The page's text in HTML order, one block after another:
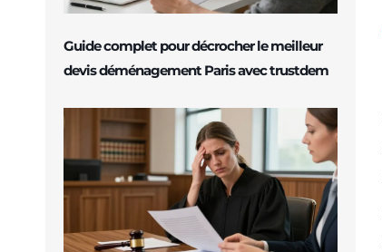
Guide complet pour décrocher le meilleur
devis déménagement Paris avec trustdem